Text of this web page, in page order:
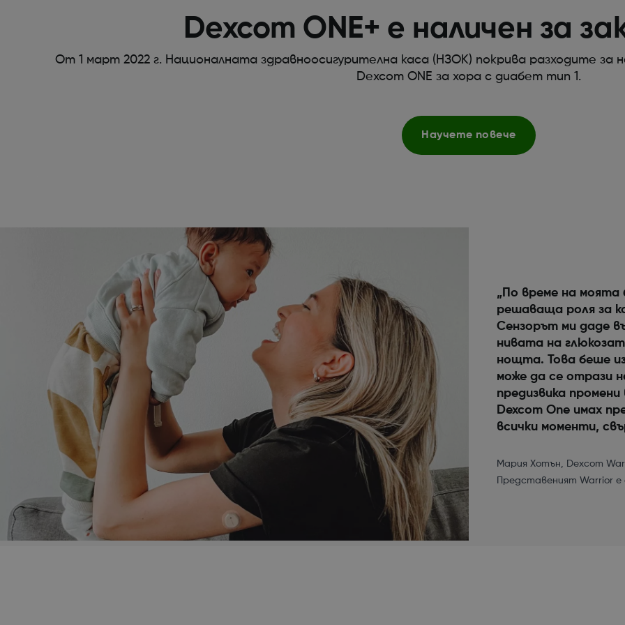
Dexcom ONE+ е наличен за
От 1 март 2022 г. Националната здравноосигурителна каса (НЗОК) покрива разходите за
Dexcom ONE за хора с диабет тип 1.
Научете повече
„По време на моята
решаваща роля за
Сензорът ми даде
нивата на
нощта. Това беше
може да се отрази
предизвика
Dexcom One имах
всички моменти,
Мария Хотън, Dexcom
Представеният Warrior